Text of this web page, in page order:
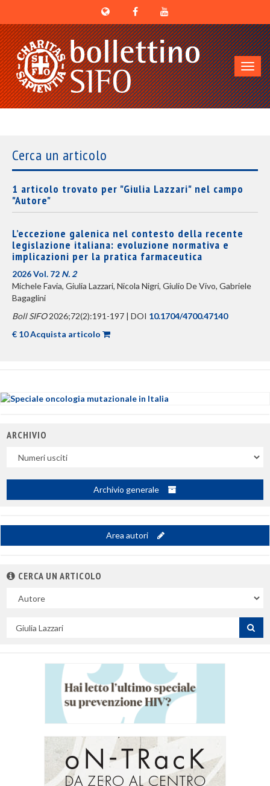
Cerca un articolo
1 articolo trovato per "Giulia Lazzari" nel campo
"Autore"
L’eccezione galenica nel contesto della recente
legislazione italiana: evoluzione normativa e
implicazioni per la pratica farmaceutica
2026 Vol. 72 N. 2
Michele Favia, Giulia Lazzari, Nicola Nigri, Giulio De Vivo, Gabriele
Bagaglini
Boll SIFO2026;72(2):191-197 | DOI 10.1704/4700.47140
€ 10 Acquista articolo
ARCHIVIO
Archivio generale
Area autori
CERCA UN ARTICOLO
campo
per